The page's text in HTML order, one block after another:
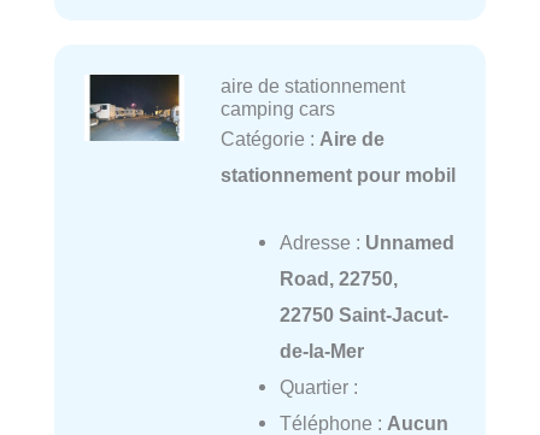
aire de stationnement
camping cars
Catégorie : Aire de
stationnement pour mobil
Adresse : Unnamed
Road, 22750,
22750 Saint-Jacut-
de-la-Mer
Quartier :
Téléphone : Aucun